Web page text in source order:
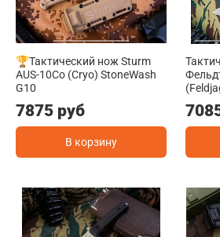
🏆Тактический нож Sturm
AUS-10Co (Cryo) StoneWash
G10
7875 руб
В корзину